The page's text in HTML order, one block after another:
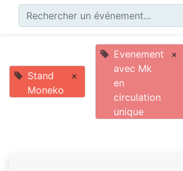
Stand
Moneko
×
Evenement
avec Mk
en
circulation
unique
×